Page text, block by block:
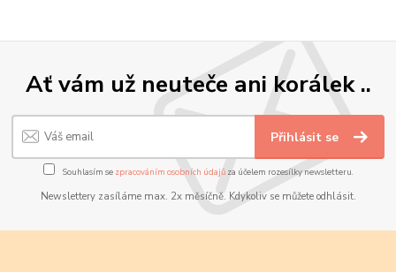
Ať vám už neuteče ani korálek ..
Přihlásit se
Souhlasím se zpracováním osobních údajůza účelem rozesílky newsletteru.
Newslettery zasíláme max. 2x měsíčně. Kdykoliv se můžete odhlásit.